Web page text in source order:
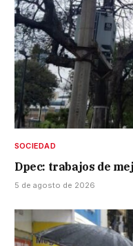
SOCIEDAD
Dpec: trabajos de
5 de agosto de 2026